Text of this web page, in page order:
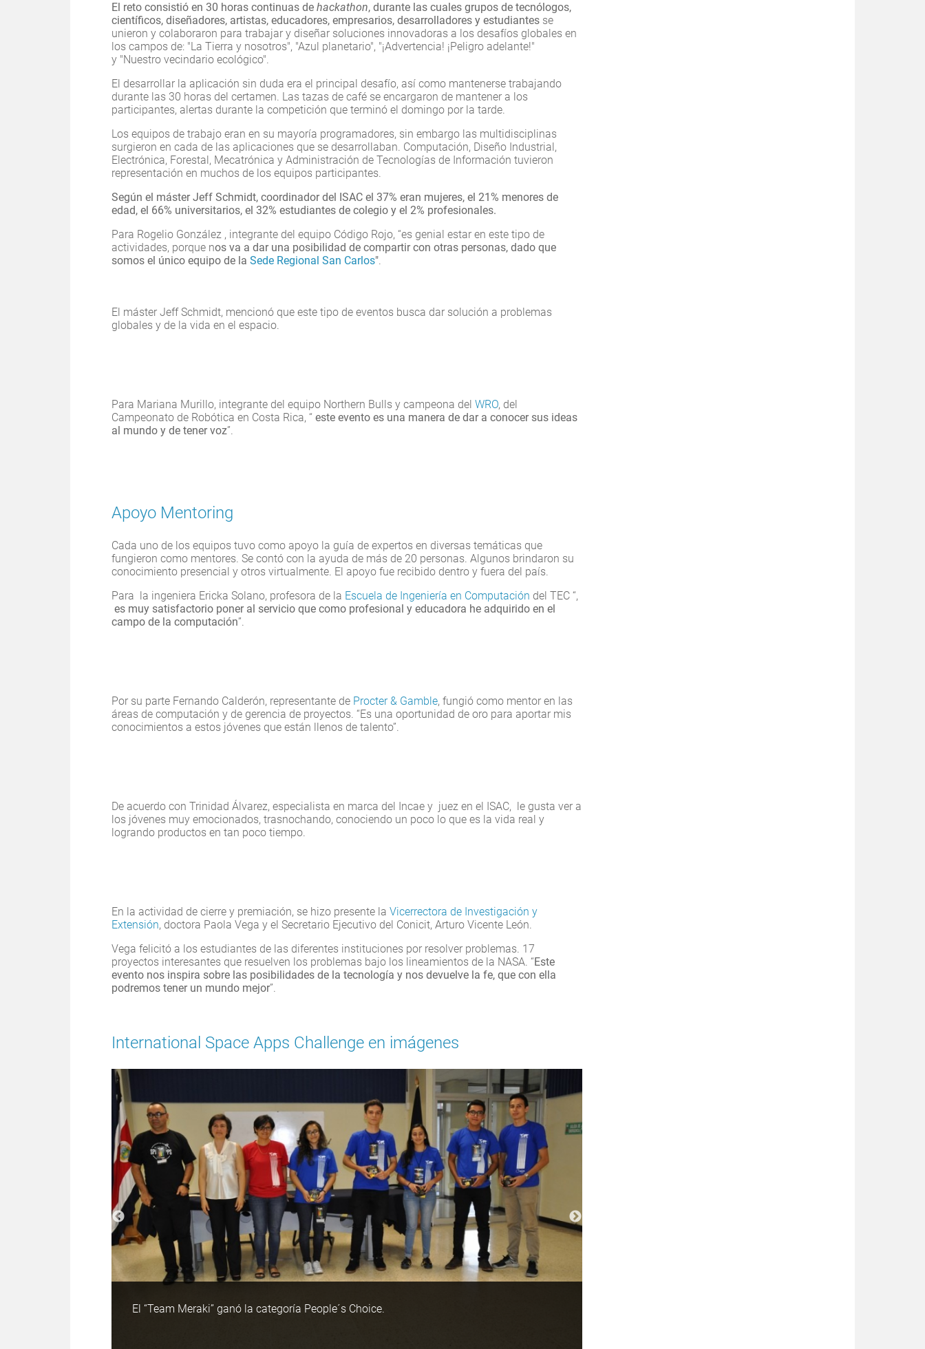
El reto consistió en 30 horas continuas de hackathon, durante las cuales grupos de tecnólogos,
científicos, diseñadores, artistas, educadores, empresarios, desarrolladores y estudiantes se
unieron y colaboraron para trabajar y diseñar soluciones innovadoras a los desafíos globales en
los campos de: "La Tierra y nosotros", "Azul planetario", "¡Advertencia! ¡Peligro adelante!"
y "Nuestro vecindario ecológico".
El desarrollar la aplicación sin duda era el principal desafío, así como mantenerse trabajando
durante las 30 horas del certamen. Las tazas de café se encargaron de mantener a los
participantes, alertas durante la competición que terminó el domingo por la tarde.
Los equipos de trabajo eran en su mayoría programadores, sin embargo las multidisciplinas
surgieron en cada de las aplicaciones que se desarrollaban. Computación, Diseño Industrial,
Electrónica, Forestal, Mecatrónica y Administración de Tecnologías de Información tuvieron
representación en muchos de los equipos participantes.
Según el máster Jeff Schmidt, coordinador del ISAC el 37% eran mujeres, el 21% menores de
edad, el 66% universitarios, el 32% estudiantes de colegio y el 2% profesionales.
Para Rogelio González , integrante del equipo Código Rojo, “es genial estar en este tipo de
actividades, porque nos va a dar una posibilidad de compartir con otras personas, dado que
somos el único equipo de la Sede Regional San Carlos".
El máster Jeff Schmidt, mencionó que este tipo de eventos busca dar solución a problemas
globales y de la vida en el espacio.
Para Mariana Murillo, integrante del equipo Northern Bulls y campeona del WRO, del
Campeonato de Robótica en Costa Rica, “ este evento es una manera de dar a conocer sus ideas
al mundo y de tener voz”.
Apoyo Mentoring
Cada uno de los equipos tuvo como apoyo la guía de expertos en diversas temáticas que
fungieron como mentores. Se contó con la ayuda de más de 20 personas. Algunos brindaron su
conocimiento presencial y otros virtualmente. El apoyo fue recibido dentro y fuera del país.
Para la ingeniera Ericka Solano, profesora de la Escuela de Ingeniería en Computación del TEC “,
es muy satisfactorio poner al servicio que como profesional y educadora he adquirido en el
campo de la computación”.
Por su parte Fernando Calderón, representante de Procter & Gamble, fungió como mentor en las
áreas de computación y de gerencia de proyectos. “Es una oportunidad de oro para aportar mis
conocimientos a estos jóvenes que están llenos de talento”.
De acuerdo con Trinidad Álvarez, especialista en marca del Incae y juez en el ISAC, le gusta ver a
los jóvenes muy emocionados, trasnochando, conociendo un poco lo que es la vida real y
logrando productos en tan poco tiempo.
En la actividad de cierre y premiación, se hizo presente la Vicerrectora de Investigación y
Extensión, doctora Paola Vega y el Secretario Ejecutivo del Conicit, Arturo Vicente León.
Vega felicitó a los estudiantes de las diferentes instituciones por resolver problemas. 17
proyectos interesantes que resuelven los problemas bajo los lineamientos de la NASA. “Este
evento nos inspira sobre las posibilidades de la tecnología y nos devuelve la fe, que con ella
podremos tener un mundo mejor”.
International Space Apps Challenge en imágenes
El “Team Meraki” ganó la categoría People´s Choice.